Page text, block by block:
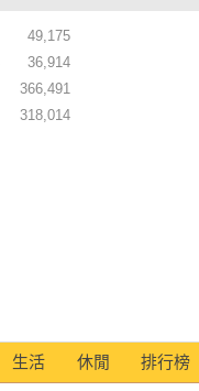
49,175
36,914
366,491
318,014
生活 休閒 排行榜